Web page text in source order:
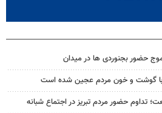
حضور بجنوردی ها در میدان
گوشت و خون مردم عجین شده است